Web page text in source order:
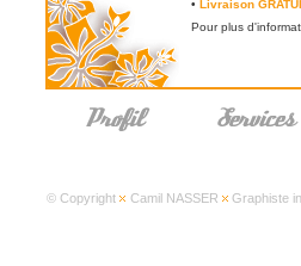
• Livraison
Pour plus
© Copyright Camil NASSER Graphiste